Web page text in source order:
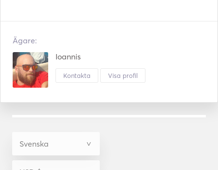
Ägare:
Ioannis
Kontakta Visa profil